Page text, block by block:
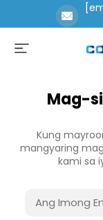
Mag-
Kung
mangyaring
kami sa